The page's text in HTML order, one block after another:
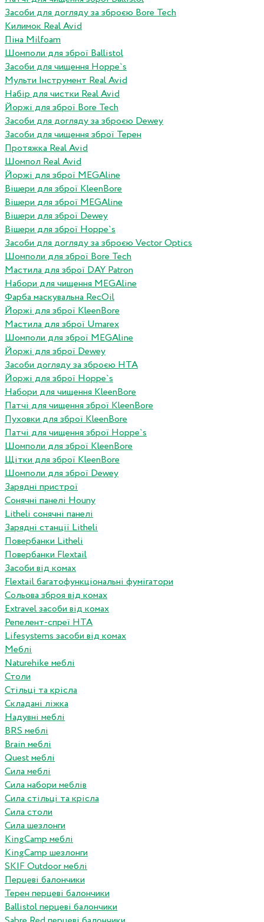
Засоби для догляду за зброєю Bore Tech
Килимок Real Avid
Піна Milfoam
Шомполи для зброї Ballistol
Засоби для чищення Hoppe`s
Мульти Інструмент Real Avid
Набір для чистки Real Avid
Йоржі для зброї Bore Tech
Засоби для догляду за зброєю Dewey
Засоби для чищення зброї Терен
Протяжка Real Avid
Шомпол Real Avid
Йоржі для зброї MEGAline
Вішери для зброї KleenBore
Вішери для зброї MEGAline
Вішери для зброї Dewey
Вішери для зброї Hoppe`s
Засоби для догляду за зброєю Vector Optics
Шомполи для зброї Bore Tech
Мастила для зброї DAY Patron
Набори для чищення MEGAline
Фарба маскувальна RecOil
Йоржі для зброї KleenBore
Мастила для зброї Umarex
Шомполи для зброї MEGAline
Йоржі для зброї Dewey
Засоби догляду за зброєю HTA
Йоржі для зброї Hoppe`s
Набори для чищення KleenBore
Патчі для чищення зброї KleenBore
Пуховки для зброї KleenBore
Патчі для чищення зброї Hoppe`s
Шомполи для зброї KleenBore
Щітки для зброї KleenBore
Шомполи для зброї Dewey
Зарядні пристрої
Сонячні панелі Houny
Litheli сонячні панелі
Зарядні станції Litheli
Повербанки Litheli
Повербанки Flextail
Засоби від комах
Flextail багатофункціональні фумігатори
Сольова зброя від комах
Extravel засоби від комах
Репелент-спреї HTA
Lifesystems засоби від комах
Меблі
Naturehike меблі
Столи
Стільці та крісла
Складані ліжка
Надувні меблі
BRS меблі
Brain меблі
Quest меблі
Сила меблі
Сила набори меблів
Сила стільці та крісла
Сила столи
Сила шезлонги
KingCamp меблі
KingCamp шезлонги
SKIF Outdoor меблі
Перцеві балончики
Терен перцеві балончики
Ballistol перцеві балончики